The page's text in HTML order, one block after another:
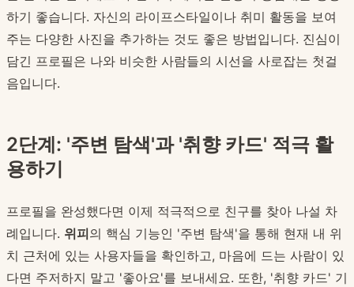
하기 좋습니다. 자신의 라이프스타일이나 취미 활동을 보여
주는 다양한 사진을 추가하는 것도 좋은 방법입니다. 진심이
담긴 프로필은 나와 비슷한 사람들의 시선을 사로잡는 첫걸
음입니다.
2단계: '주변 탐색'과 '취향 카드' 적극 활
용하기
프로필을 완성했다면 이제 적극적으로 친구를 찾아 나설 차
례입니다. 위피의 핵심 기능인 '주변 탐색'을 통해 현재 내 위
치 근처에 있는 사용자들을 확인하고, 마음에 드는 사람이 있
다면 주저하지 말고 '좋아요'를 보내세요. 또한, '취향 카드' 기